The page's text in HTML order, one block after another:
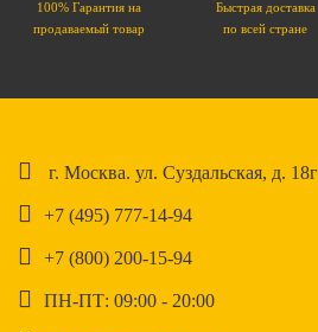
100% Гарантия на
продаваемый товар
Быстрая доставка
по всей стране
г. Москва. ул. Суздальская, д.
+7 (495) 777-14-94
+7 (800) 200-15-94
ПН-ПТ: 09:00 - 20:00